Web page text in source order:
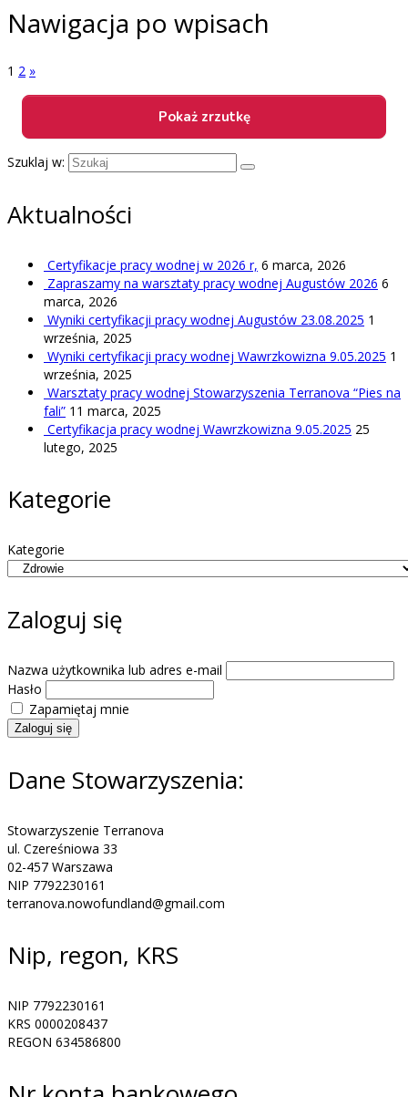
Nawigacja po wpisach
1 2 »
Szuklaj w:
Aktualności
Certyfikacje pracy wodnej w 2026 r, 6 marca, 2026
Zapraszamy na warsztaty pracy wodnej Augustów 2026 6
marca, 2026
Wyniki certyfikacji pracy wodnej Augustów 23.08.2025 1
września, 2025
Wyniki certyfikacji pracy wodnej Wawrzkowizna 9.05.2025 1
września, 2025
Warsztaty pracy wodnej Stowarzyszenia Terranova “Pies na
fali” 11 marca, 2025
Certyfikacja pracy wodnej Wawrzkowizna 9.05.2025 25
lutego, 2025
Kategorie
Kategorie
Zaloguj się
Nazwa użytkownika lub adres e-mail
Hasło
Zapamiętaj mnie
Zaloguj się
Dane Stowarzyszenia:
Stowarzyszenie Terranova
ul. Czereśniowa 33
02-457 Warszawa
NIP 7792230161
terranova.nowofundland@gmail.com
Nip, regon, KRS
NIP 7792230161
KRS 0000208437
REGON 634586800